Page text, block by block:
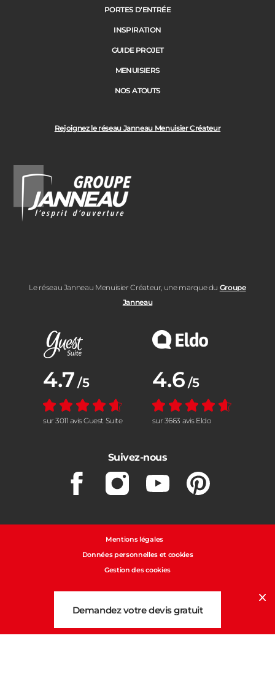
Suivant
Rejoignez le réseau Janneau Menuisier Créateur
Le réseau Janneau Menuisier Créateur, une marque du Groupe
Janneau
PORTES D’ENTRÉE
INSPIRATION
GUIDE PROJET
MENUISIERS
NOS ATOUTS
Note moyenne :
4.7 /5
sur 3011 avis Guest Suite
Note moyenne :
4.6 /5
sur 3663 avis Eldo
Suivez-nous
FacebookInstagramYoutubePinterest
Mentions légales
Données personnelles et cookies
Gestion des cookies
Demandez votre devis gratuit